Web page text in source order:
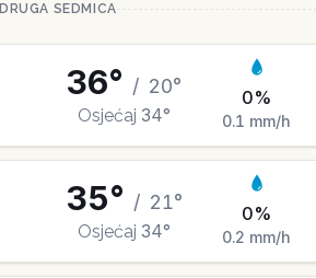
DRUGA SEDMICA
36° / 20°
Osjećaj 34°
0%
0.1 mm/h
35° / 21°
Osjećaj 34°
0%
0.2 mm/h